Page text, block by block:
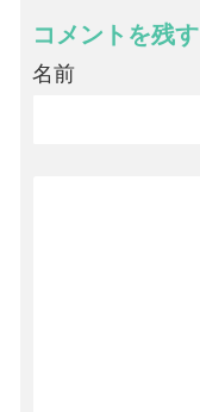
コメントを残す
名前